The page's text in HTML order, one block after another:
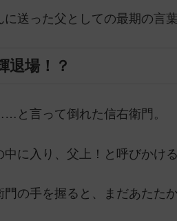
に送った父としての最期の言
退場！？
と言って倒れた信右衛門。
中に入り、父上！と呼びかけ
門の手を握ると、まだあたたか